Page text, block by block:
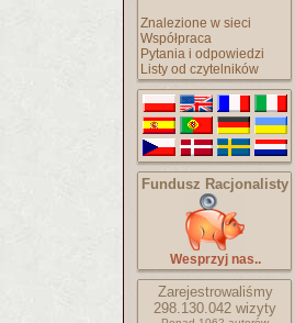
Znalezione w sieci
Współpraca
Pytania i odpowiedzi
Listy od czytelników
Fundusz Racjonalisty
Wesprzyj nas..
Zarejestrowaliśmy
298.130.042 wizyty